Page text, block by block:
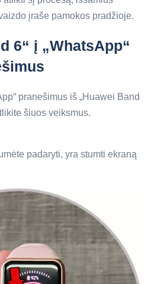
įraše pamokos pradžioje.
6“ į „WhatsApp“
pranešimus iš „Huawei Band
šiuos veiksmus.
padaryti, yra stumti ekraną